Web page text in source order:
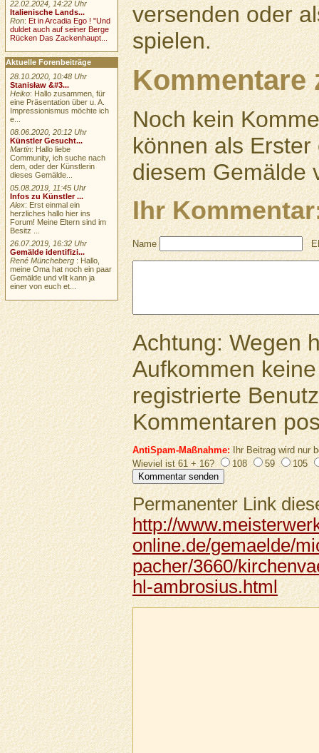
versenden oder
spielen.
Kommentare
Noch kein
können als
diesem Gemälde
Ihr
Name
Achtung: Wegen
Aufkommen
registrierte
Kommentaren
AntiSpam-Maßnahme:Ihr Beitrag wird nur
Wieviel ist 61 + 16?
108 59 105
Permanenter Link
http://
online.de/gemaelde/
pacher/3660/
hl-ambrosius.html
22.02.2024, 14:22 Uhr
Italienische Lands...
Ron:Et in Arcadia Ego ! "Und
duldet auch auf seiner Berge
Rücken Das Zackenhaupt...
Aktuelle Forenbeiträge
28.10.2020, 10:48 Uhr
Stanisław &#3...
Heiko: Hallo zusammen, für
eine Präsentation über u. A.
Impressionismus möchte ich
e...
08.06.2020, 20:12 Uhr
Künstler Gesucht...
Martin: Hallo liebe
Community, ich suche nach
dem, oder der Künstlerin
dieses Gemälde...
05.08.2019, 11:45 Uhr
Infos zu Künstler ...
Alex: Erst einmal ein
herzliches hallo hier ins
Forum! Meine Eltern sind im
Besitz ...
26.07.2019, 16:32 Uhr
Gemälde identifizi...
René Müncheberg : Hallo,
meine Oma hat noch ein paar
Gemälde und vllt kann ja
einer von euch et...